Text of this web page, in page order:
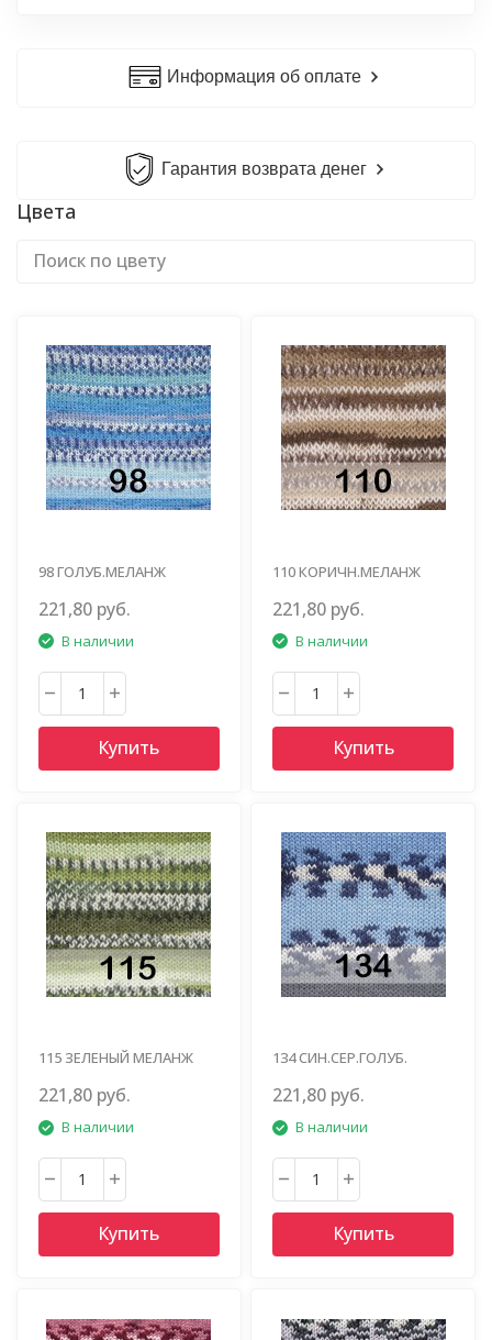
Информация об оплате
Гарантия возврата денег
Цвета
98 ГОЛУБ.МЕЛАНЖ
221,80 руб.
В наличии
Купить
110 КОРИЧН.МЕЛАНЖ
221,80 руб.
В наличии
Купить
115 ЗЕЛЕНЫЙ МЕЛАНЖ
221,80 руб.
В наличии
Купить
134 СИН.СЕР.ГОЛУБ.
221,80 руб.
В наличии
Купить